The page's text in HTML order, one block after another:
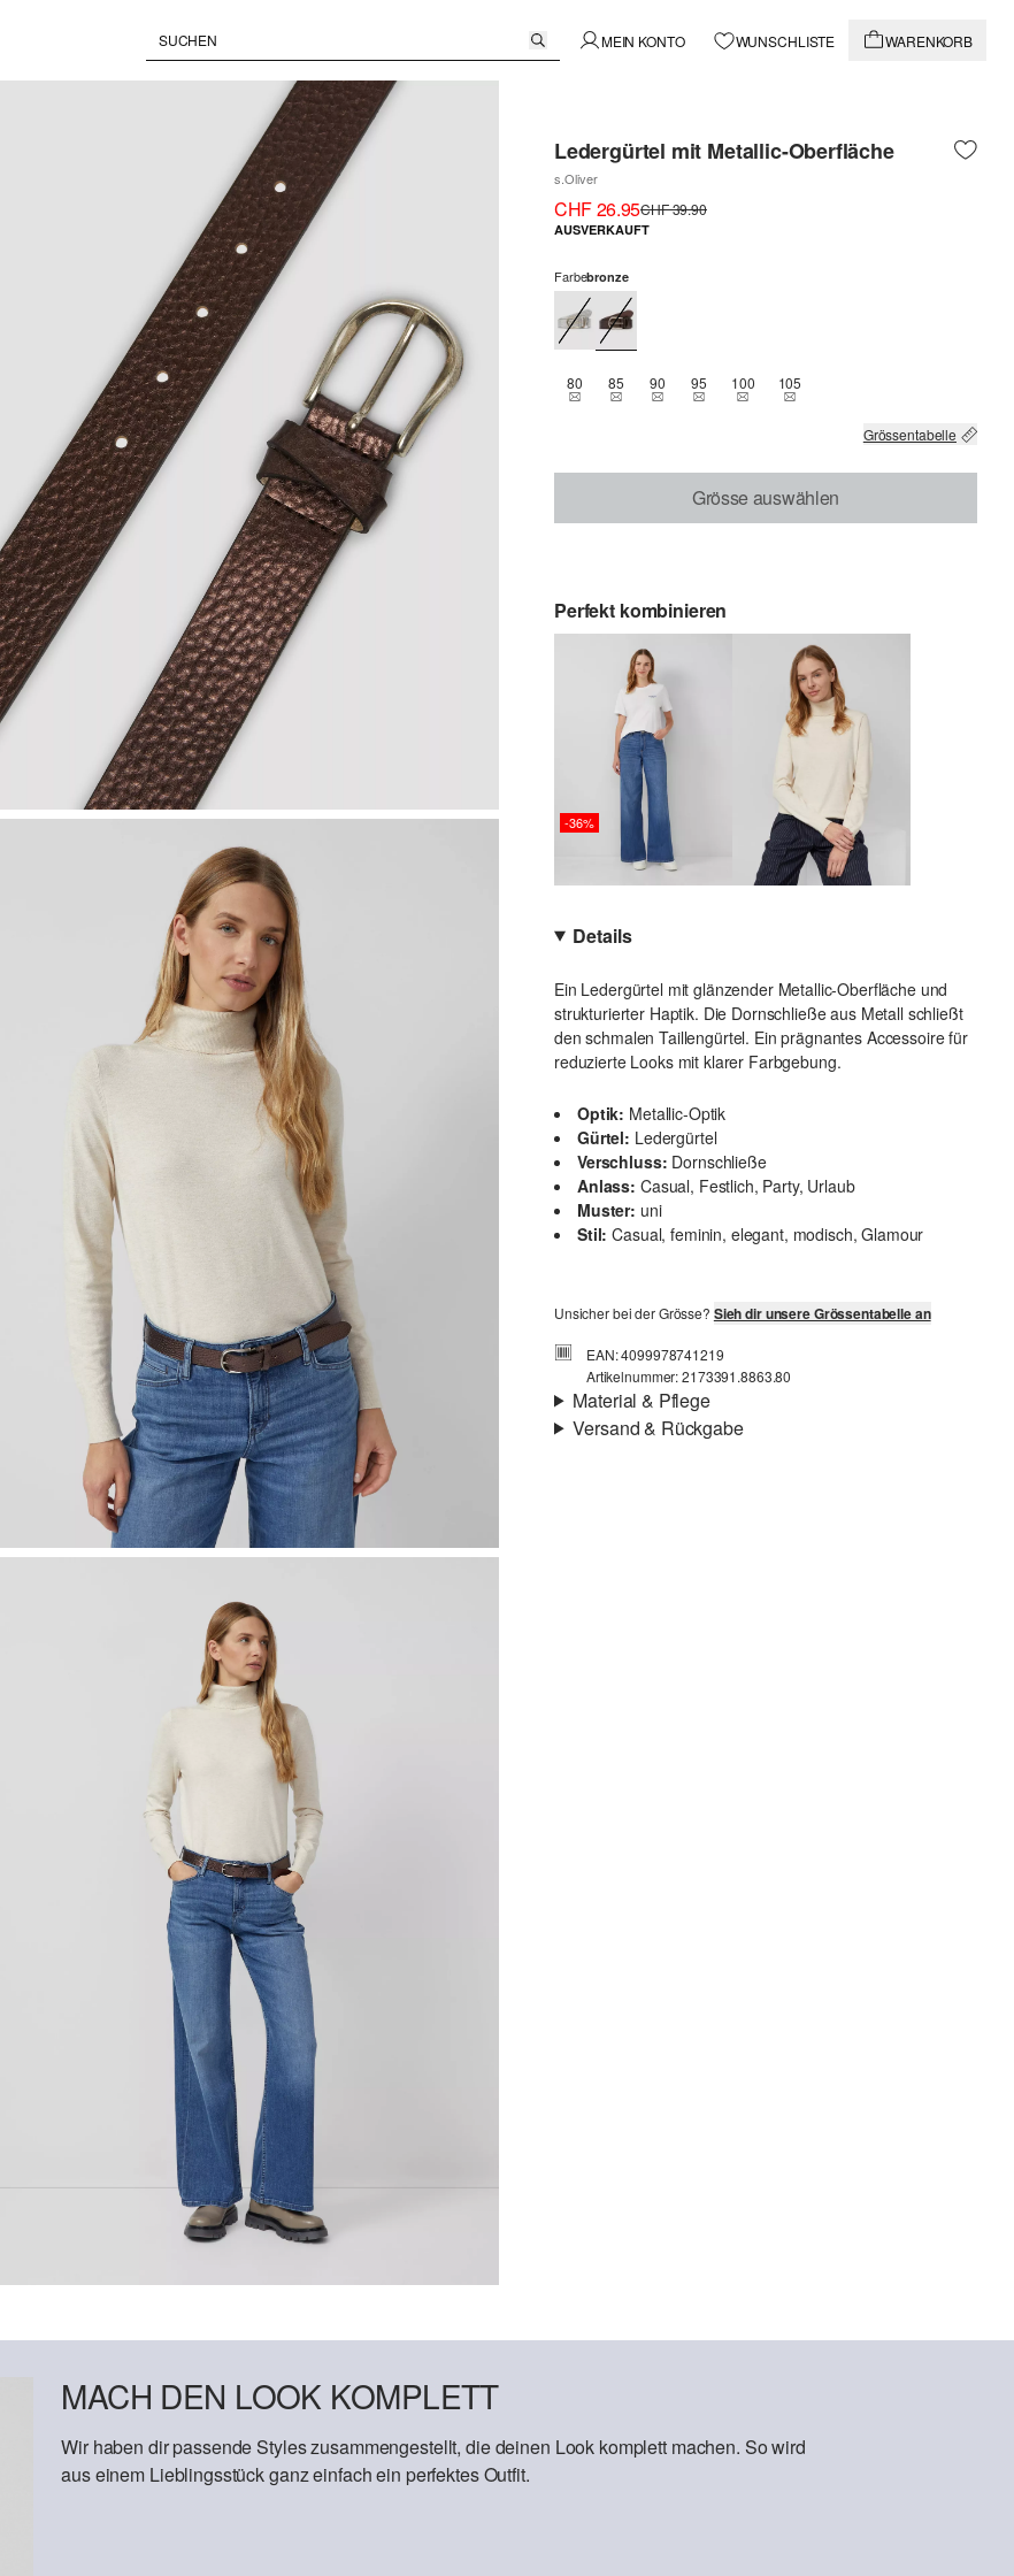
MEIN KONTO WUNSCHLISTE WARENKORB
Ledergürtel mit Metallic-Oberfläche
s.Oliver
CHF 26.95CHF 39.90
AUSVERKAUFT
Farbebronze
80THIS SIZE IS CURRENTLY OUT OF STOCK
85THIS SIZE IS CURRENTLY OUT OF STOCK
90THIS SIZE IS CURRENTLY OUT OF STOCK
95THIS SIZE IS CURRENTLY OUT OF STOCK
100THIS SIZE IS CURRENTLY OUT OF STOCK
105THIS SIZE IS CURRENTLY OUT OF
Grössentabelle
Grösse auswählen
Perfekt kombinieren
-36%
Details
Ein Ledergürtel mit glänzender Metallic-Oberfläche und
strukturierter Haptik. Die Dornschließe aus Metall schließt
den schmalen Taillengürtel. Ein prägnantes Accessoire für
reduzierte Looks mit klarer Farbgebung.
Optik: Metallic-Optik
Gürtel: Ledergürtel
Verschluss: Dornschließe
Anlass: Casual, Festlich, Party, Urlaub
Muster: uni
Stil: Casual, feminin, elegant, modisch, Glamour
Unsicher bei der Grösse? Sieh dir unsere Grössentabelle an
EAN: 4099978741219
Artikelnummer: 2173391.8863.80
Material & Pflege
Versand & Rückgabe
MACH DEN LOOK KOMPLETT
Wir haben dir passende Styles zusammengestellt, die deinen Look komplett machen. So wird
aus einem Lieblingsstück ganz einfach ein perfektes Outfit.